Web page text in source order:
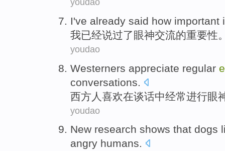
I've already said how important
我已经说过了 眼神交流的重要性
youdao
Westerners appreciate regular
conversations
西方人 喜欢在谈话中经常进行眼
youdao
New research shows that dogs
angry humans.